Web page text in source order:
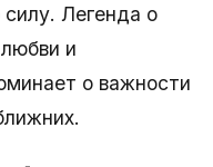
Легенда о
и
о важности